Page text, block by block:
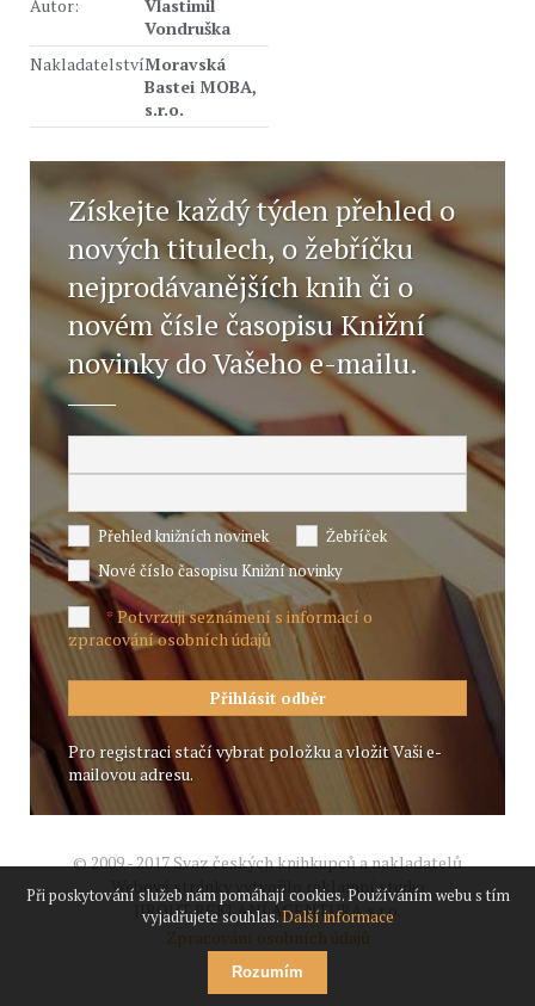
Autor:
Vlastimil
Vondruška
NakladatelstvíMoravská
Bastei MOBA,
s.r.o.
Získejte každý týden přehled o
nových titulech, o žebříčku
nejprodávanějších knih či o
novém čísle časopisu Knižní
novinky do Vašeho e-mailu.
Přehled knižních novinek
Žebříček
Nové číslo časopisu Knižní novinky
*Potvrzuji seznámení s informací o
zpracování osobních údajů
Pro registraci stačí vybrat položku a vložit Vaši e-
mailovou adresu.
© 2009 - 2017 Svaz českých knihkupců a nakladatelů
Webové stránky vytvořilo reklamní studio
JIROUT REKLANÍ AGENTURA s.r.o.
Zpracování osobních údajů
Při poskytování služeb nám pomáhají cookies. Používáním webu s tím
vyjadřujete souhlas.Další informace
Rozumím